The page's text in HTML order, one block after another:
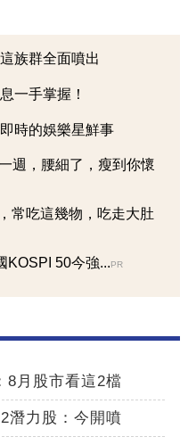
族群全面噴出
一手掌握！
時的娛樂星鮮事
週，腰細了，瘦到你懷
常吃這幾物，吃走大肚
KOSPI 50今強...PR
8月股市看這2檔
潛力股：今開噴